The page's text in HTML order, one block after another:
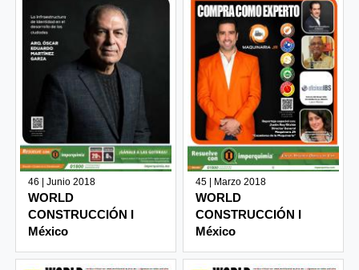
46 | Junio 2018
WORLD
CONSTRUCCIÓN I
México
45 | Marzo 2018
WORLD
CONSTRUCCIÓN I
México